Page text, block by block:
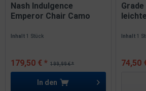
Nash Indulgence
Emperor Chair Camo
Inhalt1 Stück
199,99 € *
179,50 € *
In den
Inhalt1
74,50